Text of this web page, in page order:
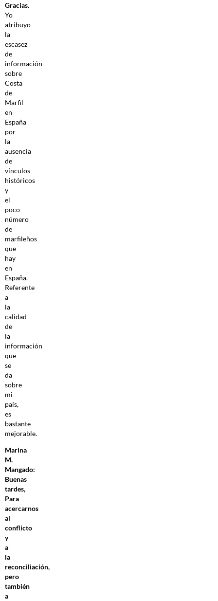
Gracias.
Yo
atribuyo
la
escasez
de
información
sobre
Costa
de
Marfil
en
España
por
la
ausencia
de
vínculos
históricos
y
el
poco
número
de
marfileños
que
hay
en
España.
Referente
a
la
calidad
de
la
información
que
se
da
sobre
mi
país,
es
bastante
mejorable.
Marina
M.
Mangado:
Buenas
tardes,
Para
acercarnos
al
conflicto
y
a
la
reconciliación,
pero
también
a